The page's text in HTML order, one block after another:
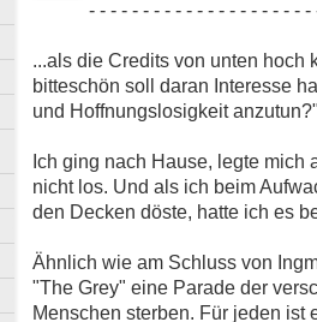
- - - - - - - - - - - - - - - - - - - - -
...als die Credits von unten hoch
bitteschön soll daran Interesse
und Hoffnungslosigkeit
Ich ging nach Hause, legte mich
nicht los. Und als ich beim
den Decken döste, hatte ich es
Ähnlich wie am Schluss von
"The Grey" eine Parade der
Menschen sterben. Für jeden ist